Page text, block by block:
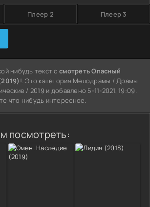
Плеер 2 Плеер 3
нибудь текст ссмотреть Опасный
!. Это категория Мелодрамы / Драмы
/ 2019 и добавлено 5-11-2021, 19:09.
что нибудь интересное.
посмотреть: